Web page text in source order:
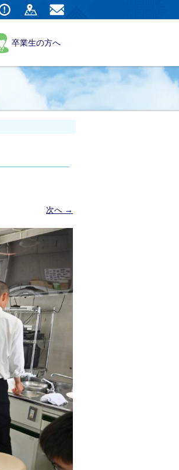
卒業生の方へ
次へ →